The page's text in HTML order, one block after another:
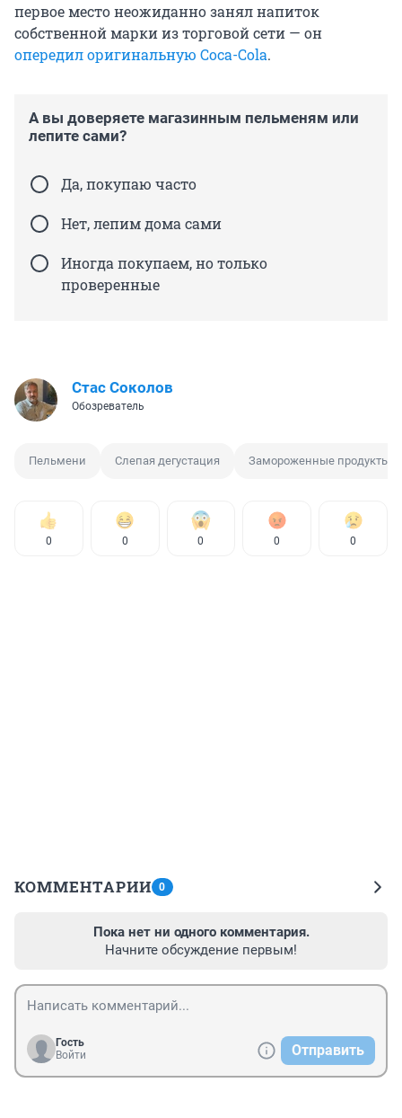
первое место неожиданно занял напиток
собственной марки из торговой сети — он
опередил оригинальную Coca-Cola.
А вы доверяете магазинным пельменям или
лепите сами?
Да, покупаю часто
Нет, лепим дома сами
Иногда покупаем, но только
проверенные
Стас Соколов
Обозреватель
Пельмени Слепая дегустация Замороженные продукты
0 0 0 0 0
КОММЕНТАРИИ 0
Пока нет ни одного комментария.
Начните обсуждение первым!
Гость
Войти
Отправить